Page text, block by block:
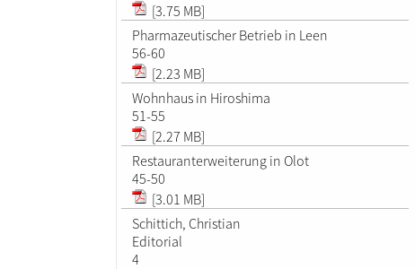
[3.75 MB]
Pharmazeutischer Betrieb in Leen
56-60
[2.23 MB]
Wohnhaus in Hiroshima
51-55
[2.27 MB]
Restauranterweiterung in Olot
45-50
[3.01 MB]
Schittich, Christian
Editorial
4